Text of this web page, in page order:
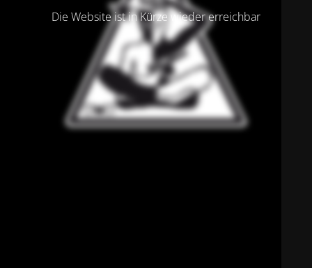
Die Website ist in Kürze wieder erreichbar